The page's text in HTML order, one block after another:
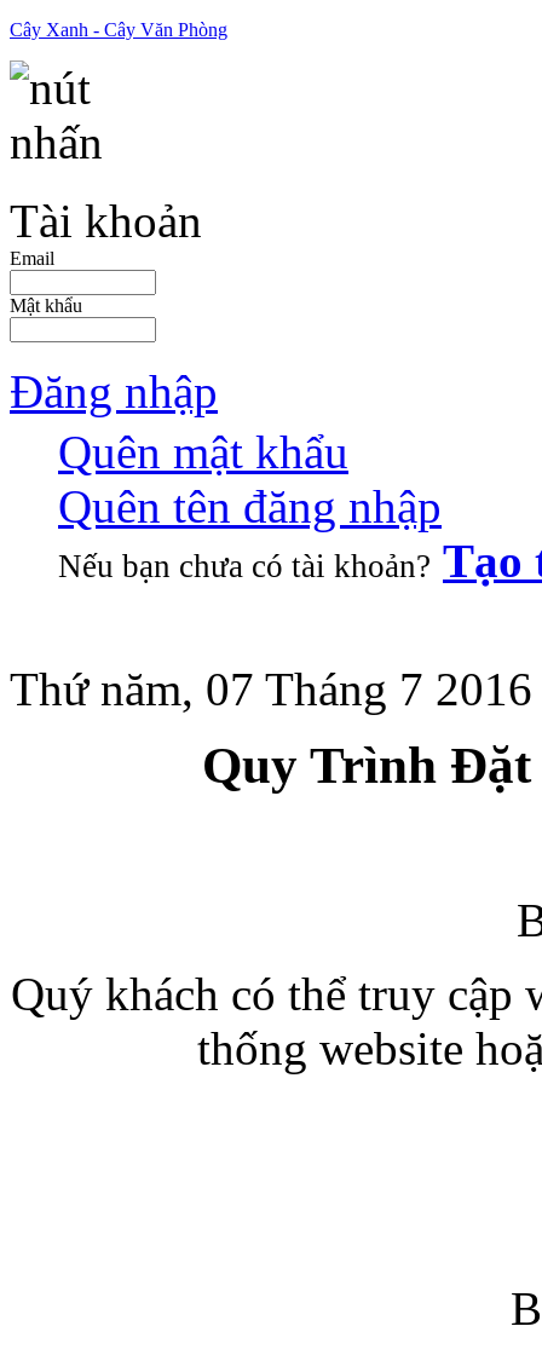
Cây Xanh - Cây Văn Phòng
Tài khoản
Email
Mật khẩu
Đăng nhập
Quên mật khẩu
Quên tên đăng nhập
Nếu bạn chưa có tài khoản? Tạo
Thứ năm, 07 Tháng 7
Quy Trình
Quý khách có thể truy cập
thống website